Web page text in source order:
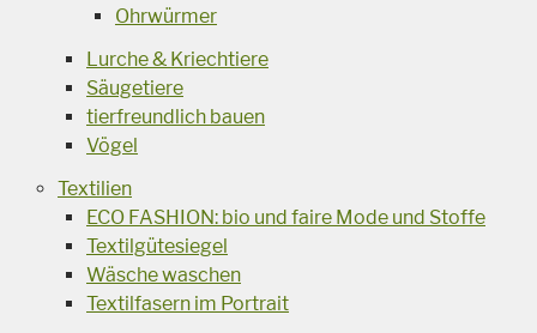
Ohrwürmer
Lurche & Kriechtiere
Säugetiere
tierfreundlich bauen
Vögel
Textilien
ECO FASHION: bio und faire Mode und Stoffe
Textilgütesiegel
Wäsche waschen
Textilfasern im Portrait